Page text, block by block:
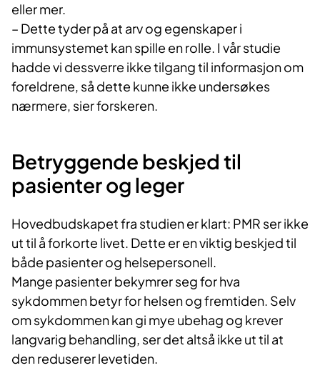
eller mer.
– Dette tyder på at arv og egenskaper i
immunsystemet kan spille en rolle. I vår studie
hadde vi dessverre ikke tilgang til informasjon om
foreldrene, så dette kunne ikke undersøkes
nærmere, sier forskeren.
Betryggende beskjed til
pasienter og leger
Hovedbudskapet fra studien er klart: PMR ser ikke
ut til å forkorte livet. Dette er en viktig beskjed til
både pasienter og helsepersonell.
Mange pasienter bekymrer seg for hva
sykdommen betyr for helsen og fremtiden. Selv
om sykdommen kan gi mye ubehag og krever
langvarig behandling, ser det altså ikke ut til at
den reduserer levetiden.